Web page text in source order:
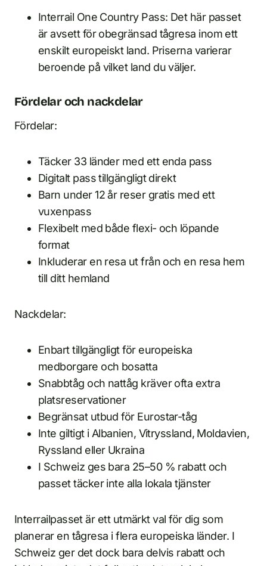
Interrail One Country Pass: Det här passet
är avsett för obegränsad tågresa inom ett
enskilt europeiskt land. Priserna varierar
beroende på vilket land du väljer.
Fördelar och nackdelar
Fördelar:
Täcker 33 länder med ett enda pass
Digitalt pass tillgängligt direkt
Barn under 12 år reser gratis med ett
vuxenpass
Flexibelt med både flexi- och löpande
format
Inkluderar en resa ut från och en resa hem
till ditt hemland
Nackdelar:
Enbart tillgängligt för europeiska
medborgare och bosatta
Snabbtåg och nattåg kräver ofta extra
platsreservationer
Begränsat utbud för Eurostar-tåg
Inte giltigt i Albanien, Vitryssland, Moldavien,
Ryssland eller Ukraina
I Schweiz ges bara 25–50 % rabatt och
passet täcker inte alla lokala tjänster
Interrailpasset är ett utmärkt val för dig som
planerar en tågresa i flera europeiska länder. I
Schweiz ger det dock bara delvis rabatt och